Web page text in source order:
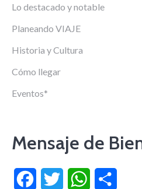
Lo destacado y notable
Planeando VIAJE
Historia y Cultura
Cómo llegar
Eventos*
Mensaje de
FacebookTwitter WhatsApp